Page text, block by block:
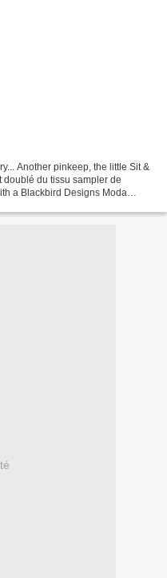
Another pinkeep, the little Sit &
doublé du tissu sampler de
a Blackbird Designs Moda